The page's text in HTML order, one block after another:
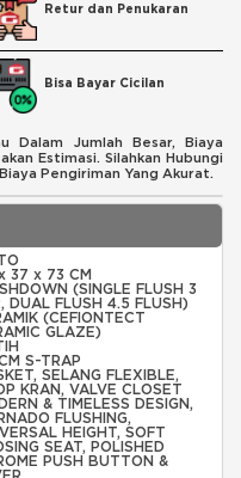
Retur dan Penukaran
Bisa Bayar Cicilan
Dalam Jumlah Besar, Biaya
Estimasi. Silahkan Hubungi
Pengiriman Yang Akurat.
37 x 73 CM
(SINGLE FLUSH 3
DUAL FLUSH 4.5 FLUSH)
(CEFIONTECT
GLAZE)
S-TRAP
SELANG FLEXIBLE,
KRAN, VALVE CLOSET
& TIMELESS DESIGN,
FLUSHING,
HEIGHT, SOFT
SEAT, POLISHED
PUSH BUTTON &